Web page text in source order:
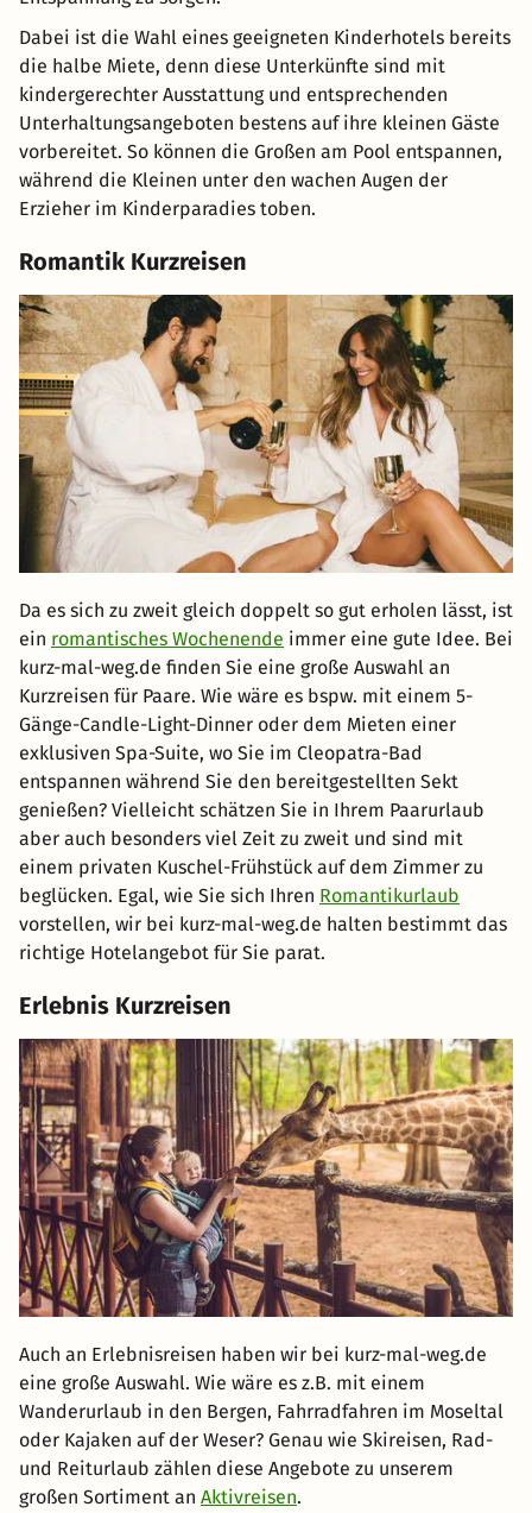
Dabei ist die Wahl eines geeigneten Kinderhotels bereits
die halbe Miete, denn diese Unterkünfte sind mit
kindergerechter Ausstattung und entsprechenden
Unterhaltungsangeboten bestens auf ihre kleinen Gäste
vorbereitet. So können die Großen am Pool entspannen,
während die Kleinen unter den wachen Augen der
Erzieher im Kinderparadies toben.
Romantik Kurzreisen
Da es sich zu zweit gleich doppelt so gut erholen lässt, ist
ein romantisches Wochenende immer eine gute Idee. Bei
kurz-mal-weg.de finden Sie eine große Auswahl an
Kurzreisen für Paare. Wie wäre es bspw. mit einem 5-
Gänge-Candle-Light-Dinner oder dem Mieten einer
exklusiven Spa-Suite, wo Sie im Cleopatra-Bad
entspannen während Sie den bereitgestellten Sekt
genießen? Vielleicht schätzen Sie in Ihrem Paarurlaub
aber auch besonders viel Zeit zu zweit und sind mit
einem privaten Kuschel-Frühstück auf dem Zimmer zu
beglücken. Egal, wie Sie sich Ihren Romantikurlaub
vorstellen, wir bei kurz-mal-weg.de halten bestimmt das
richtige Hotelangebot für Sie parat.
Erlebnis Kurzreisen
Auch an Erlebnisreisen haben wir bei kurz-mal-weg.de
eine große Auswahl. Wie wäre es z.B. mit einem
Wanderurlaub in den Bergen, Fahrradfahren im Moseltal
oder Kajaken auf der Weser? Genau wie Skireisen, Rad-
und Reiturlaub zählen diese Angebote zu unserem
großen Sortiment an Aktivreisen.